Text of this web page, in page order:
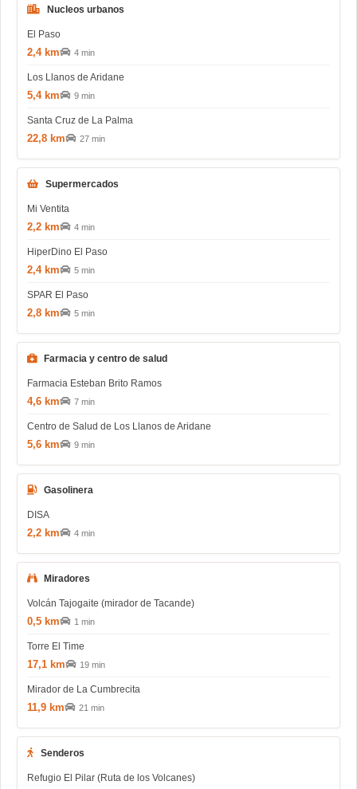
Nucleos urbanos
El Paso
2,4 km 4 min
Los Llanos de Aridane
5,4 km 9 min
Santa Cruz de La Palma
22,8 km 27 min
Supermercados
Mi Ventita
2,2 km 4 min
HiperDino El Paso
2,4 km 5 min
SPAR El Paso
2,8 km 5 min
Farmacia y centro de salud
Farmacia Esteban Brito Ramos
4,6 km 7 min
Centro de Salud de Los Llanos de Aridane
5,6 km 9 min
Gasolinera
DISA
2,2 km 4 min
Miradores
Volcán Tajogaite (mirador de Tacande)
0,5 km 1 min
Torre El Time
17,1 km 19 min
Mirador de La Cumbrecita
11,9 km 21 min
Senderos
Refugio El Pilar (Ruta de los Volcanes)